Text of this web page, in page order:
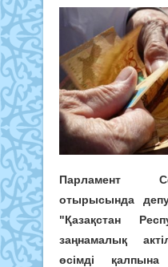
Парламент
отырысында
"Қазақстан
заңнамалық
өсімді қалпына